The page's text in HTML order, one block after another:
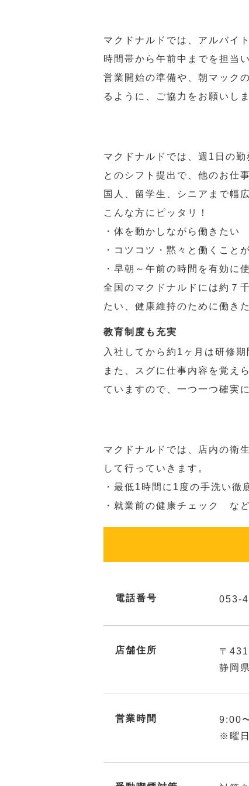
マクドナルドでは、アルバイ
時間帯から午前中までを担当
営業開始の準備や、朝マック
るように、ご協力をお願いしま
マクドナルドでは、週1日の
とのシフト提出で、他のお仕
国人、留学生、シニアまで幅
こんな方にピッタリ！
・体を動かしながら働きたい
・コツコツ・黙々と働くこと
・早朝～午前の時間を有効に
全国のマクドナルドには約７
たい、健康維持のために働き
教育制度も充実
入社してから約1ヶ月は研修
また、スグに仕事内容を覚え
ていますので、一つ一つ確実
マクドナルドでは、店内の衛
して行っていきます。
・最低1時間に1度の手洗い徹
・就業前の健康チェック など
電話番号 053-
店舗住所
〒
静岡
営業時間
9:00
※曜